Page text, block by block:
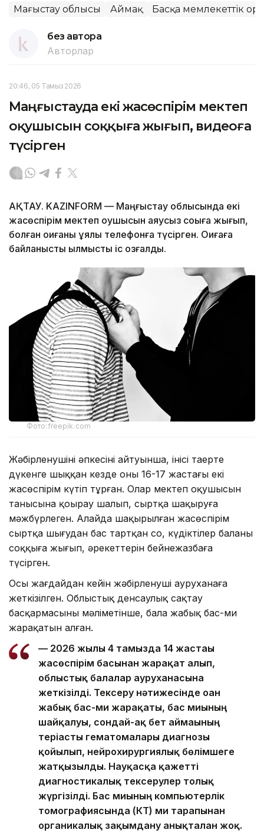
Маңғыстау облысы Аймақ Басқа мемлекеттік
без автора
Авторлар
20:46, 05 Тамыз 2026
Маңғыстауда екі жасөспірім мектеп
оқушысын соққыға жығып, видеоға
түсірген
АҚТАУ. KAZINFORM — Маңғыстау облысында екі
жасөспірім мектеп оқушысын аяусыз соққыға жығып,
болған оқиғаны ұялы телефонға түсірген. Оқиғаға
байланысты қылмыстық іс қозғалды.
Фото:freepik.com
Жәбірленушінің әпкесінің айтуынша, інісі таңертең
дүкенге шыққан кезде оны 16-17 жастағы екі
жасөспірім күтіп тұрған. Олар мектеп оқушысын
танысына қоңырау шалып, сыртқа шақыруға
мәжбүрлеген. Алайда шақырылған жасөспірім
сыртқа шығудан бас тартқан соң, күдіктілер баланы
соққыға жығып, әрекеттерін бейнежазбаға
түсірген.
Осы жағдайдан кейін жәбірленуші ауруханаға
жеткізілген. Облыстық денсаулық сақтау
басқармасының мәліметінше, бала жабық бас-ми
жарақатын алған.
— 2026 жылғы 4 тамызда 14 жастағы
жасөспірім басынан жарақат алып,
облыстық балалар ауруханасына
жеткізілді. Тексеру нәтижесінде оған
жабық бас-ми жарақаты, бас миының
шайқалуы, сондай-ақ бет аймағының
теріасты гематомалары диагнозы
қойылып, нейрохирургиялық бөлімшеге
жатқызылды. Науқасқа қажетті
диагностикалық тексерулер толық
жүргізілді. Бас миының компьютерлік
томографиясында (КТ) ми тарапынан
органикалық зақымдану анықталған жоқ.